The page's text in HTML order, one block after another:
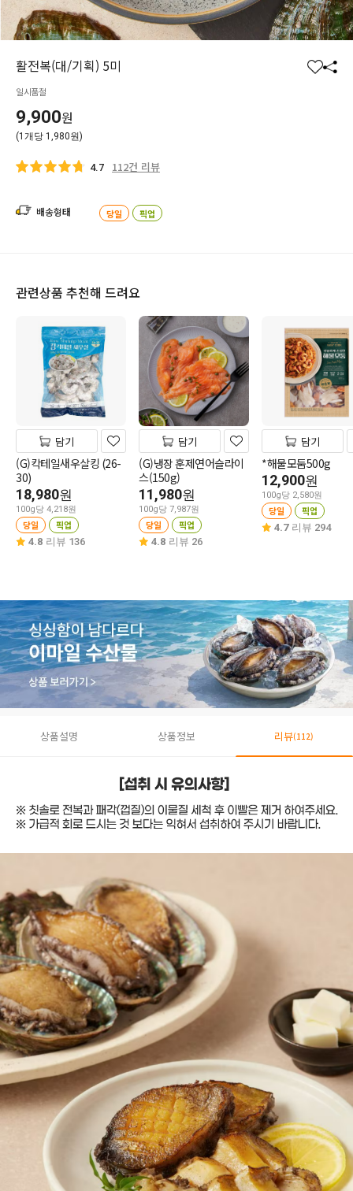
활전복(대/기획) 5미
찜 공
일시품절
9,900원
(1개당 1,980원)
4.7 112건 리뷰
배송형태 당일 픽업
관련상품 추천해 드려요
담기
(G)칵테일새우살킹 (26-
30)
18,980원
100g당 4,218원
당일 픽업
4.8 리뷰 136
담기
(G)냉장 훈제연어슬라이
스(150g)
11,980원
100g당 7,987원
당일 픽업
4.8 리뷰 26
담기
*해물모둠500g
12,900원
100g당 2,580원
당일 픽업
4.7 리뷰 294
상품설명 상품정보 리뷰(112)